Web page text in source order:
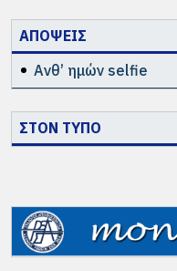
ΑΠΟΨΕΙΣ
Ανθ’ ημών selfie
ΣΤΟΝ ΤΥΠΟ